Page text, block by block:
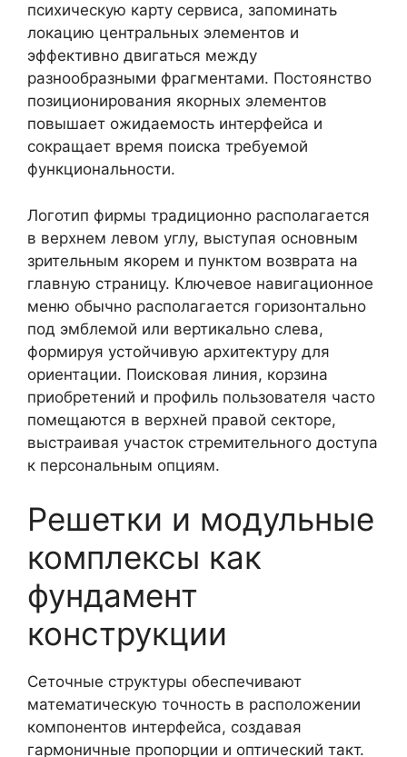
психическую карту сервиса, запоминать
локацию центральных элементов и
эффективно двигаться между
разнообразными фрагментами. Постоянство
позиционирования якорных элементов
повышает ожидаемость интерфейса и
сокращает время поиска требуемой
функциональности.
Логотип фирмы традиционно располагается
в верхнем левом углу, выступая основным
зрительным якорем и пунктом возврата на
главную страницу. Ключевое навигационное
меню обычно располагается горизонтально
под эмблемой или вертикально слева,
формируя устойчивую архитектуру для
ориентации. Поисковая линия, корзина
приобретений и профиль пользователя часто
помещаются в верхней правой секторе,
выстраивая участок стремительного доступа
к персональным опциям.
Решетки и модульные
комплексы как
фундамент
конструкции
Сеточные структуры обеспечивают
математическую точность в расположении
компонентов интерфейса, создавая
гармоничные пропорции и оптический такт.